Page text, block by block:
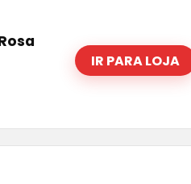
IR PARA LOJA